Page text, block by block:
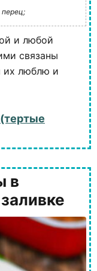
перец;
и любой
связаны
их люблю и
в